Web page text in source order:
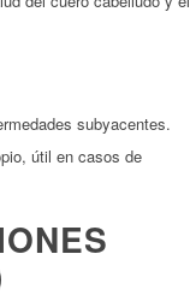
subyacentes.
útil en casos de